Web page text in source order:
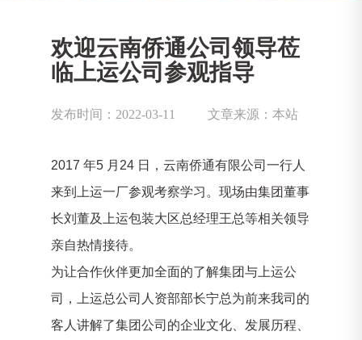
欢迎云南侨通公司领导莅
临上运公司参观指导
发布时间：2022-03-11 文章来源：本站
2017 年5 月24 日，云南侨通有限公司一行人
来到上运一厂参观考察学习。现场由集团董事
长刘董及上运包装大区总经理王总等相关领导
亲自热情接待。
为让合作伙伴更加全面的了解集团与上运公
司，上运总公司人资部部长宁总为前来我司的
客人讲解了集团公司的企业文化、发展历程、